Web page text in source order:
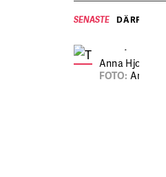
SENASTE DÄRFÖR
Anna Hjorth,
FOTO: Annika